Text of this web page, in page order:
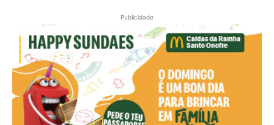
Publicidade